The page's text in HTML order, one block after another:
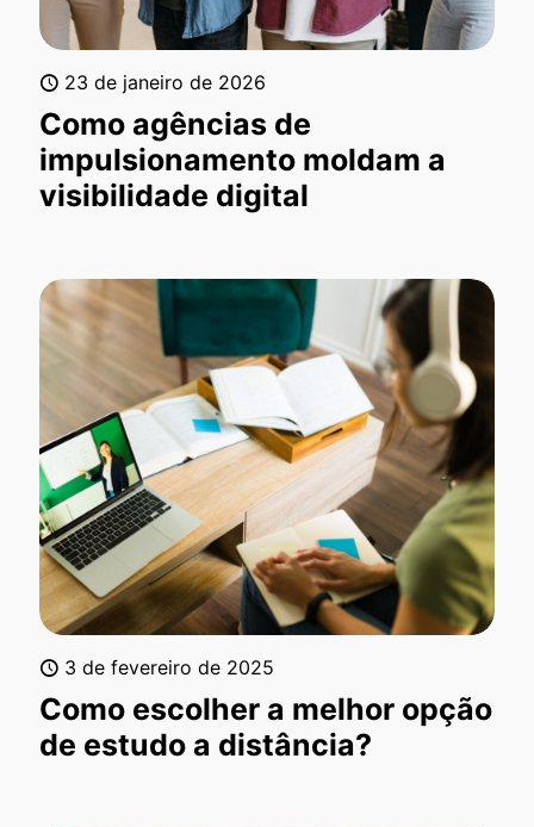
23 de janeiro de 2026
Como agências de
impulsionamento moldam a
visibilidade digital
3 de fevereiro de 2025
Como escolher a melhor opção
de estudo a distância?